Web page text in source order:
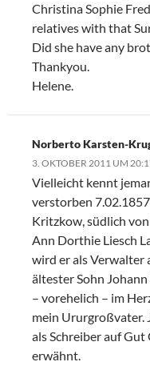
Christina Sophie
relatives with that
Did she have any
Thankyou.
Helene.
Norberto Karsten-
3. OKTOBER 2011 UM
Vielleicht kennt
verstorben
Kritzkow, südlich
Ann Dorthie Liesch
wird er als Verwalter
ältester Sohn
– vorehelich – im
mein Ururgroßvater.
als Schreiber auf
erwähnt.